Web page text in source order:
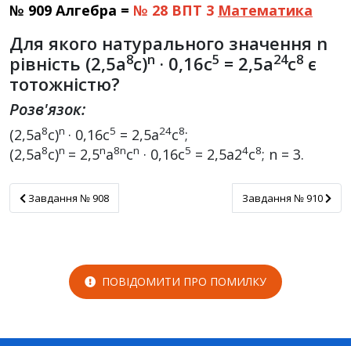
№ 909 Алгебра = № 28 ВПТ 3 Математика
Для якого натурального значення n
рівність (2,5a8c)n · 0,16c5 = 2,5a24c8 є
тотожністю?
Розв'язок:
(2,5a8c)n · 0,16c5 = 2,5a24c8;
(2,5a8c)n = 2,5na8ncn · 0,16c5 = 2,5a24c8; n = 3.
Завдання № 908
Завдання № 908 Завдання № 910
Завдання № 910
ПОВІДОМИТИ ПРО ПОМИЛКУ